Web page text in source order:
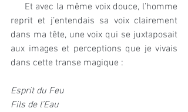
Et avec la même voix douce, l’homme
reprit et j’entendais sa voix clairement
dans ma tête, une voix qui se juxtaposait
aux images et perceptions que je vivais
dans cette transe magique :
Esprit du Feu
Fils de l’Eau